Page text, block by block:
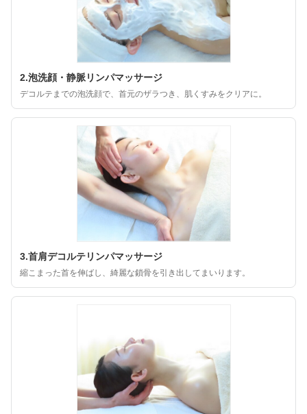
2.泡洗顔・静脈リンパマッサージ
デコルテまでの泡洗顔で、首元のザラつき、肌くすみをクリアに。
3.首肩デコルテリンパマッサージ
縮こまった首を伸ばし、綺麗な鎖骨を引き出してまいります。